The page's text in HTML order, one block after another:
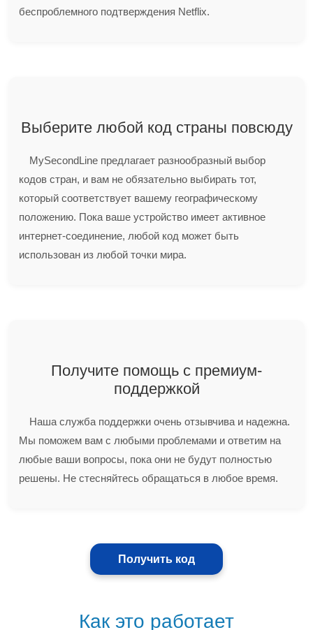
беспроблемного подтверждения Netflix.
Выберите любой код страны повсюду
MySecondLine предлагает разнообразный выбор
кодов стран, и вам не обязательно выбирать тот,
который соответствует вашему географическому
положению. Пока ваше устройство имеет активное
интернет-соединение, любой код может быть
использован из любой точки мира.
Получите помощь с премиум-
поддержкой
Наша служба поддержки очень отзывчива и надежна.
Мы поможем вам с любыми проблемами и ответим на
любые ваши вопросы, пока они не будут полностью
решены. Не стесняйтесь обращаться в любое время.
Получить код
Как это работает